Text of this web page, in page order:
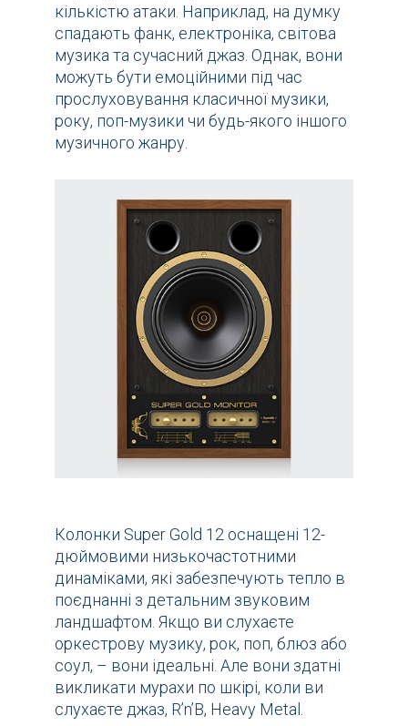
кількістю атаки. Наприклад, на думку
спадають фанк, електроніка, світова
музика та сучасний джаз. Однак, вони
можуть бути емоційними під час
прослуховування класичної музики,
року, поп-музики чи будь-якого іншого
музичного жанру.
Колонки Super Gold 12 оснащені 12-
дюймовими низькочастотними
динаміками, які забезпечують тепло в
поєднанні з детальним звуковим
ландшафтом. Якщо ви слухаєте
оркестрову музику, рок, поп, блюз або
соул, – вони ідеальні. Але вони здатні
викликати мурахи по шкірі, коли ви
слухаєте джаз, R’n’B, Heavy Metal.